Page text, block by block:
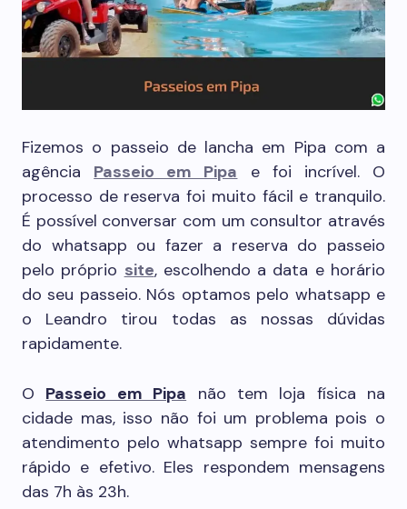
Fizemos o passeio de lancha em Pipa com a
agência Passeio em Pipa e foi incrível. O
processo de reserva foi muito fácil e tranquilo.
É possível conversar com um consultor através
do whatsapp ou fazer a reserva do passeio
pelo próprio site, escolhendo a data e horário
do seu passeio. Nós optamos pelo whatsapp e
o Leandro tirou todas as nossas dúvidas
rapidamente.
O Passeio em Pipa não tem loja física na
cidade mas, isso não foi um problema pois o
atendimento pelo whatsapp sempre foi muito
rápido e efetivo. Eles respondem mensagens
das 7h às 23h.